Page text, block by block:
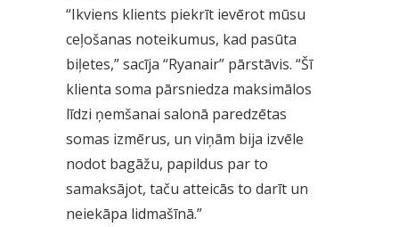
“Ikviens klients piekrīt ievērot mūsu
ceļošanas noteikumus, kad pasūta
biļetes,” sacīja “Ryanair” pārstāvis. “Šī
klienta soma pārsniedza maksimālos
līdzi ņemšanai salonā paredzētas
somas izmērus, un viņām bija izvēle
nodot bagāžu, papildus par to
samaksājot, taču atteicās to darīt un
neiekāpa lidmašīnā.”